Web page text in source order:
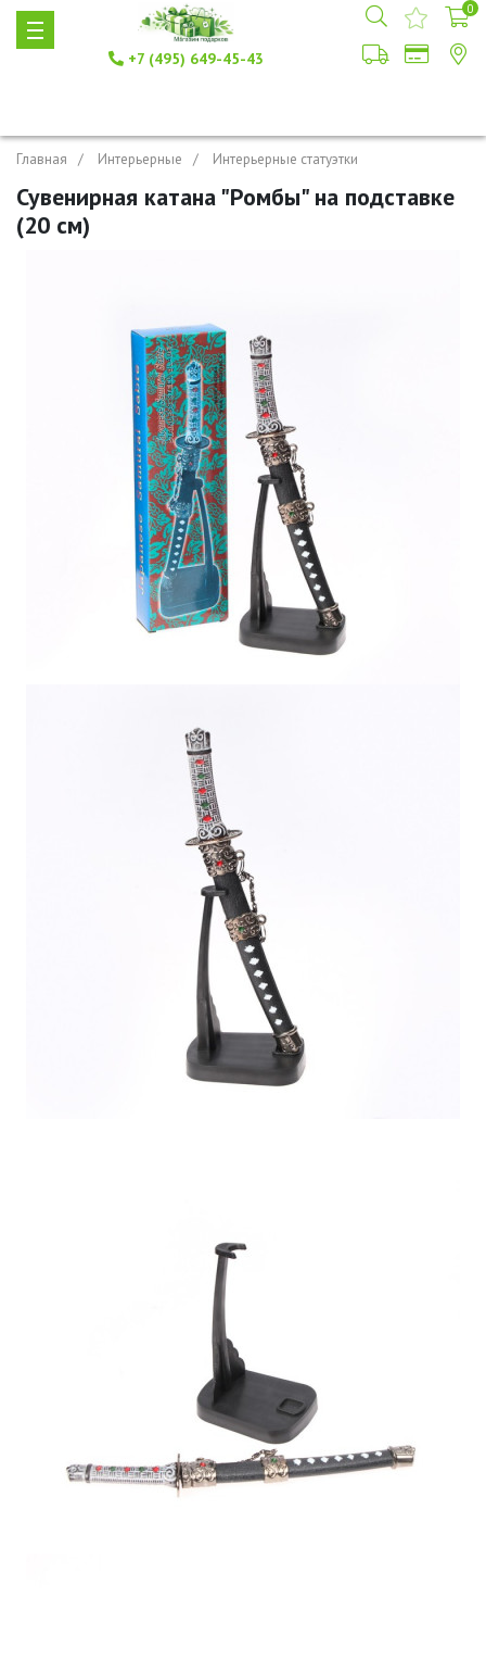
+7 (495) 649-45-43
0
Главная Интерьерные Интерьерные статуэтки
Сувенирная катана "Ромбы" на подставке
(20 см)